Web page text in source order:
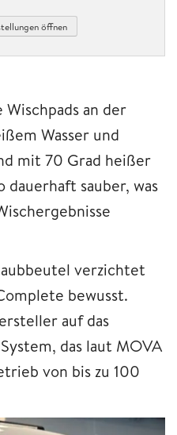
öffnen
an der
Wasser und
mit 70 Grad heißer
dauerhaft sauber, was
verzichtet
bewusst.
auf das
das laut MOVA
von bis zu 100